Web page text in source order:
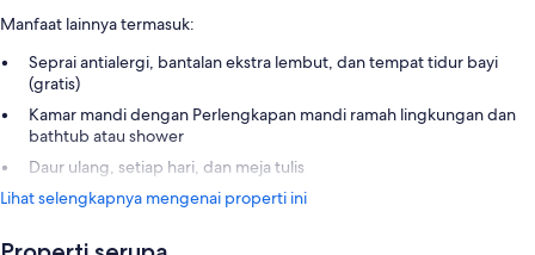
Manfaat lainnya termasuk:
Seprai antialergi, bantalan ekstra lembut, dan tempat tidur bayi
(gratis)
Kamar mandi dengan Perlengkapan mandi ramah lingkungan dan
bathtub atau shower
Daur ulang, setiap hari, dan meja tulis
Lihat selengkapnya mengenai properti ini